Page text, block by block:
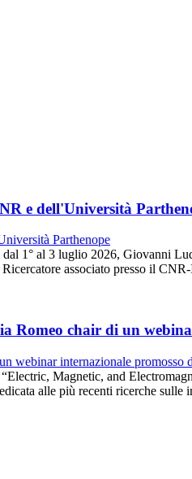
e dell'Università
1° al 3 luglio 2026, Giovanni
associato presso il
Romeo chair di un
Magnetic, and
alle più recenti ricerche